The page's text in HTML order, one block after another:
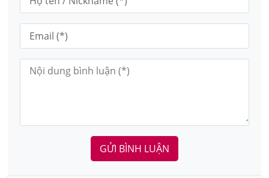
GỬI BÌNH LUẬN